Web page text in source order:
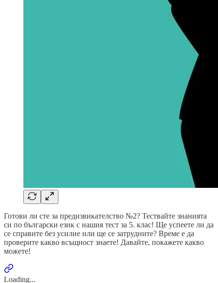
Готови ли сте за предизвикателство №2? Тествайте знанията
си по български език с нашия тест за 5. клас! Ще успеете ли да
се справите без усилие или ще се затрудните? Време е да
проверите какво всъщност знаете! Давайте, покажете какво
можете!
Loading...